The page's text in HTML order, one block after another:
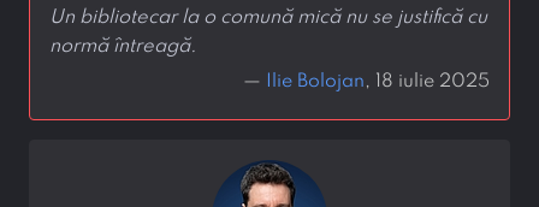
Un bibliotecar la o comună mică nu se justifică cu
normă întreagă.
—
Ilie Bolojan, 18 iulie 2025